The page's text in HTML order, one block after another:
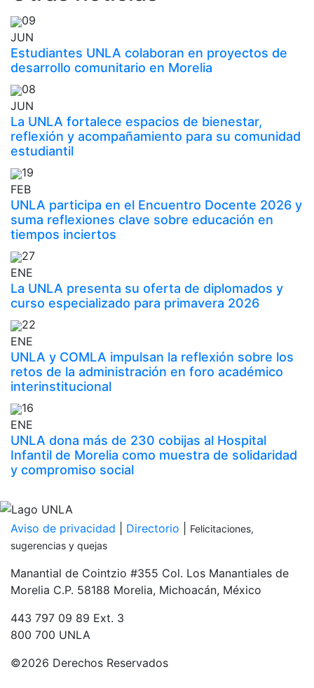
09
JUN
Estudiantes UNLA colaboran en proyectos de
desarrollo comunitario en Morelia
08
JUN
La UNLA fortalece espacios de bienestar,
reflexión y acompañamiento para su comunidad
estudiantil
19
FEB
UNLA participa en el Encuentro Docente 2026 y
suma reflexiones clave sobre educación en
tiempos inciertos
27
ENE
La UNLA presenta su oferta de diplomados y
curso especializado para primavera 2026
22
ENE
UNLA y COMLA impulsan la reflexión sobre los
retos de la administración en foro académico
interinstitucional
16
ENE
UNLA dona más de 230 cobijas al Hospital
Infantil de Morelia como muestra de solidaridad
y compromiso social
Aviso de privacidad Directorio
Felicitaciones,
sugerencias y quejas
Manantial de Cointzio #355 Col. Los Manantiales de
Morelia C.P. 58188 Morelia, Michoacán, México
443 797 09 89 Ext. 3
800 700 UNLA
©2026 Derechos Reservados